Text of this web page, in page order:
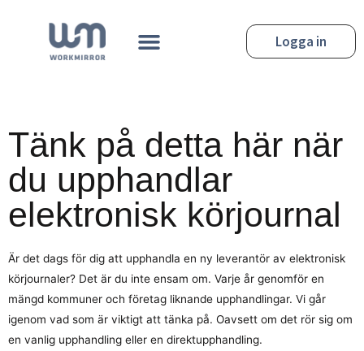
Meny Logga in
Tänk på detta här när
du upphandlar
elektronisk körjournal
Är det dags för dig att upphandla en ny leverantör av elektronisk
körjournaler? Det är du inte ensam om. Varje år genomför en
mängd kommuner och företag liknande upphandlingar. Vi går
igenom vad som är viktigt att tänka på. Oavsett om det rör sig om
en vanlig upphandling eller en direktupphandling.